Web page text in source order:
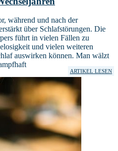
während und nach der
über Schlafstörungen. Die
führt in vielen Fällen zu
und vielen weiteren
auswirken können. Man wälzt
ARTIKEL LESEN